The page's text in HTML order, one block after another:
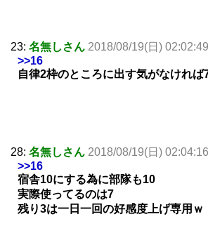
23: 名無しさん 2018/08/19(日)
>>16
自律2枠のところに出す気がなければ
28: 名無しさん 2018/08/19(日)
>>16
宿舎10にする為に部隊も10
実際使ってるのは7
残り3は一日一回の好感度上げ専用ｗ